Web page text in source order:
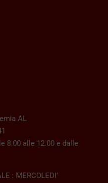
AL
8.00 alle 12.00 e dalle
: MERCOLEDI’